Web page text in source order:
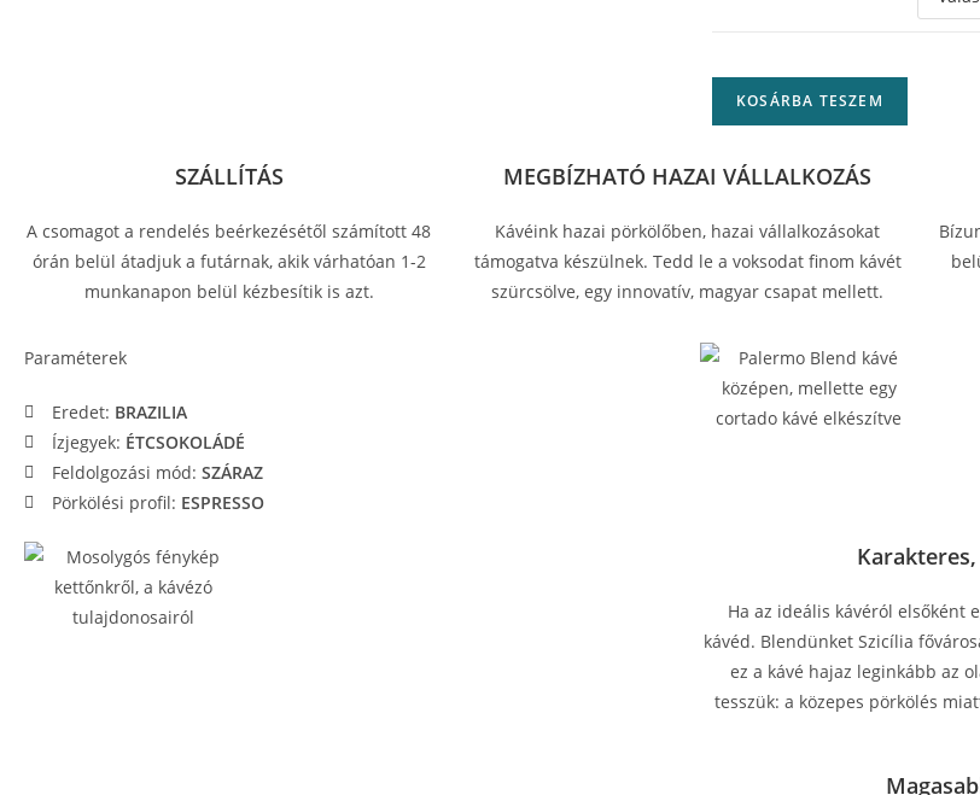
KOSÁRBA TESZEM
SZÁLLÍTÁS
A csomagot a rendelés beérkezésétől számított 48
órán belül átadjuk a futárnak, akik várhatóan 1-2
munkanapon belül kézbesítik is azt.
MEGBÍZHATÓ HAZAI VÁLLALKOZÁS
Kávéink hazai pörkölőben, hazai vállalkozásokat
támogatva készülnek. Tedd le a voksodat finom kávét
szürcsölve, egy innovatív, magyar csapat mellett.
Paraméterek
Eredet: BRAZILIA
Ízjegyek: ÉTCSOKOLÁDÉ
Feldolgozási mód: SZÁRAZ
Pörkölési profil: ESPRESSO
Ha az ideális kávéról elsőként
kávéd. Blendünket Szicília
ez a kávé hajaz leginkább az
tesszük: a közepes pörkölés